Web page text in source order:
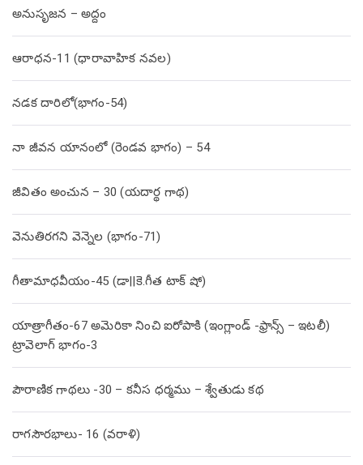
అనుసృజన – అద్దం
ఆరాధన-11 (ధారావాహిక నవల)
నడక దారిలో(భాగం-54)
నా జీవన యానంలో (రెండవ భాగం) – 54
జీవితం అంచున – 30 (యదార్థ గాథ)
వెనుతిరగని వెన్నెల (భాగం-71)
గీతామాధవీయం-45 (డా||కె.గీత టాక్ షో)
యాత్రాగీతం-67 అమెరికా నించి ఐరోపాకి (ఇంగ్లాండ్ -ఫ్రాన్స్ – ఇటలీ)
ట్రావెలాగ్ భాగం-3
పౌరాణిక గాథలు -30 – కనీస ధర్మము – శ్వేతుడు కథ
రాగసౌరభాలు- 16 (వరాళి)